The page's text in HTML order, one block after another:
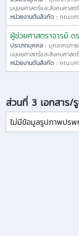
มนุษยศาสตร์และสังคมศาสตร์
หน่วยงานต้นสังกัด : คณะเศ
ผู้ช่วยศาสตราจารย์ ด
ประเภทบุคคล : บุคลากรภ
มนุษยศาสตร์และสังคมศาสตร์
หน่วยงานต้นสังกัด : คณะเศ
ส่วนที่ 3 เอกสาร/
ไม่มีข้อมูลรูปภาพปรพ